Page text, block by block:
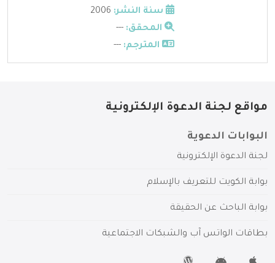
سنة النشر:
المحقق: ---
المترجم: ---
مواقع لجنة الدعوة الإلكترونية
البوابات الدعوية
لجنة الدعوة الإلكترونية
بوابة الكويت للتعريف بالإسلام
بوابة الباحث عن الحقيقة
بطاقات الواتس آب والشبكات الاجتماعية